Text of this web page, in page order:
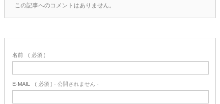
この記事へのコメントはありません。
名前 ( 必須 )
E-MAIL ( 必須 ) - 公開されません -